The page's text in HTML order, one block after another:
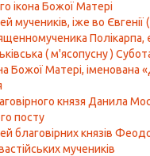
ікона Божої Матері
мучеників, іже во Євгенії
Полікарпа,
( м'ясопусну )
Божої Матері, іменована
князя Данила
посту
благовірних князів
мучеників